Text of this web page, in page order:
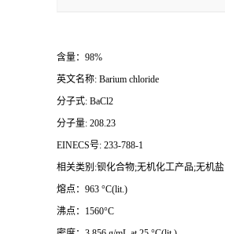
含量：98%
英文名称: Barium chloride
分子式: BaCl2
分子量: 208.23
EINECS号: 233-788-1
相关类别:钡化合物;无机化工产品;无机盐
熔点：963 °C(lit.)
沸点：1560°C